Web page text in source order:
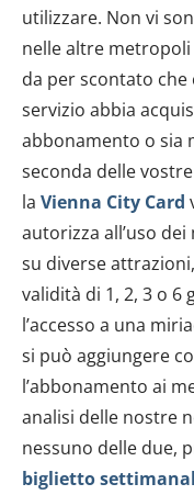
utilizzare. Non vi
nelle altre metropoli
da per scontato
servizio abbia
abbonamento o sia
seconda delle
la Vienna City Card
autorizza all’uso
su diverse
validità di 1, 2, 3 o 6
l’accesso a una
si può aggiungere
l’abbonamento ai
analisi delle nostre
nessuno delle due,
biglietto